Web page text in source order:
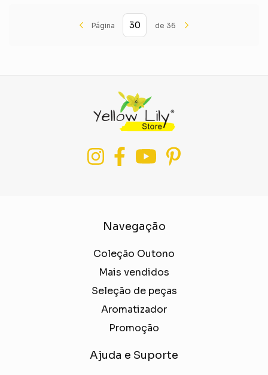
Página de 36
Navegação
Coleção Outono
Mais vendidos
Seleção de peças
Aromatizador
Promoção
Ajuda e Suporte